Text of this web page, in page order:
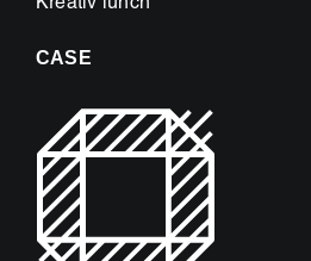
Kreativ lunch
CASE